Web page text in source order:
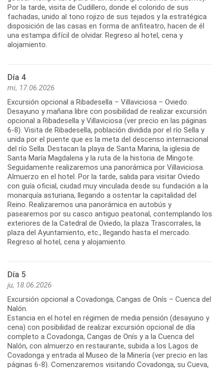
Por la tarde, visita de Cudillero, donde el colorido de sus
fachadas, unido al tono rojizo de sus tejados y la estratégica
disposición de las casas en forma de anfiteatro, hacen de él
una estampa difícil de olvidar. Regreso al hotel, cena y
Día 4
mi, 17.06.2026
Excursión opcional a Ribadesella – Villaviciosa – Oviedo.
Desayuno y mañana libre con posibilidad de realizar excursión
opcional a Ribadesella y Villaviciosa (ver precio en las páginas
6-8). Visita de Ribadesella, población dividida por el río Sella y
unida por el puente que es la meta del descenso internacional
del río Sella. Destacan la playa de Santa Marina, la iglesia de
Santa María Magdalena y la ruta de la historia de Mingote.
Seguidamente realizaremos una panorámica por Villaviciosa.
Almuerzo en el hotel. Por la tarde, salida para visitar Oviedo
con guía oficial, ciudad muy vinculada desde su fundación a la
monarquía asturiana, llegando a ostentar la capitalidad del
Reino. Realizaremos una panorámica en autobús y
pasearemos por su casco antiguo peatonal, contemplando los
exteriores de la Catedral de Oviedo, la plaza Trascorrales, la
plaza del Ayuntamiento, etc., llegando hasta el mercado.
Día 5
ju, 18.06.2026
Excursión opcional a Covadonga, Cangas de Onís – Cuenca del
Nalón.
Estancia en el hotel en régimen de media pensión (desayuno y
cena) con posibilidad de realizar excursión opcional de día
completo a Covadonga, Cangas de Onís y a la Cuenca del
Nalón, con almuerzo en restaurante, subida a los Lagos de
Covadonga y entrada al Museo de la Minería (ver precio en las
páginas 6-8). Comenzaremos visitando Covadonga, su Cueva,